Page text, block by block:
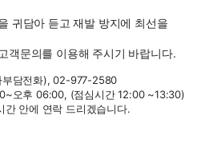
귀담아 듣고 재발 방지에 최선을
객문의를 이용해 주시기 바랍니다.
담전화), 02-977-2580
오후 06:00, (점심시간 12:00 ~13:30)
간 안에 연락 드리겠습니다.